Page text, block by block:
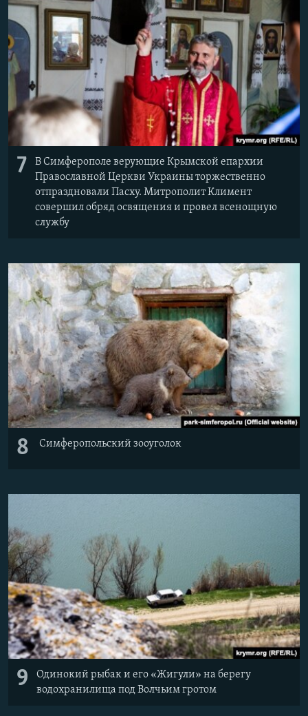
7
В Симферополе верующие Крымской епархии
Православной Церкви Украины торжественно
отпраздновали Пасху. Митрополит Климент
совершил обряд освящения и провел всенощную
службу
8 Симферопольский зооуголок
9
Одинокий рыбак и его «Жигули» на берегу
водохранилища под Волчьим гротом